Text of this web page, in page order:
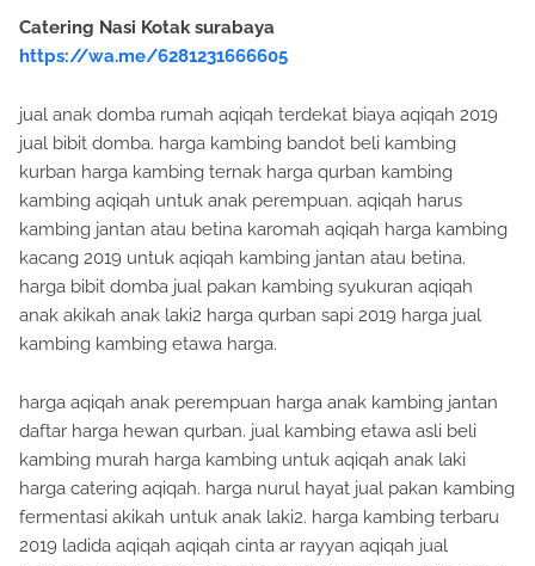
Catering Nasi Kotak surabaya
https://wa.me/6281231666605
jual anak domba rumah aqiqah terdekat biaya aqiqah 2019
jual bibit domba. harga kambing bandot beli kambing
kurban harga kambing ternak harga qurban kambing
kambing aqiqah untuk anak perempuan. aqiqah harus
kambing jantan atau betina karomah aqiqah harga kambing
kacang 2019 untuk aqiqah kambing jantan atau betina.
harga bibit domba jual pakan kambing syukuran aqiqah
anak akikah anak laki2 harga qurban sapi 2019 harga jual
kambing kambing etawa harga.
harga aqiqah anak perempuan harga anak kambing jantan
daftar harga hewan qurban. jual kambing etawa asli beli
kambing murah harga kambing untuk aqiqah anak laki
harga catering aqiqah. harga nurul hayat jual pakan kambing
fermentasi akikah untuk anak laki2. harga kambing terbaru
2019 ladida aqiqah aqiqah cinta ar rayyan aqiqah jual